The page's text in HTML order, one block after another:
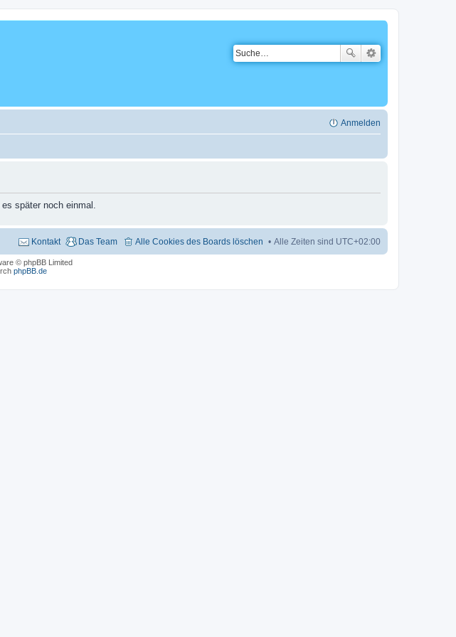
Anmelden
später noch einmal.
Alle Zeiten sind UTC+02:00
Alle Cookies des Boards löschen
Das Team
Kontakt
© phpBB Limited
phpBB.de